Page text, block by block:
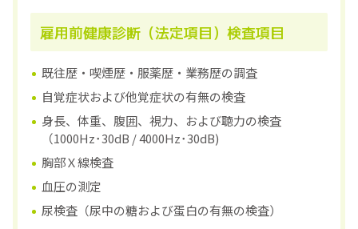
雇用前健康診断（法定項目）検査項目
既往歴・喫煙歴・服薬歴・業務歴の調査
自覚症状および他覚症状の有無の検査
身長、体重、腹囲、視力、および聴力の検査
（1000Hz･30dB / 4000Hz･30dB)
胸部Ｘ線検査
血圧の測定
尿検査（尿中の糖および蛋白の有無の検査）